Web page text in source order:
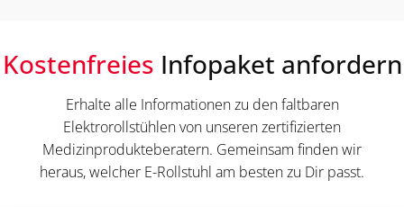
Kostenfreies Infopaket anfordern
Erhalte alle Informationen zu den faltbaren
Elektrorollstühlen von unseren zertifizierten
Medizinprodukteberatern. Gemeinsam finden wir
heraus, welcher E-Rollstuhl am besten zu Dir passt.